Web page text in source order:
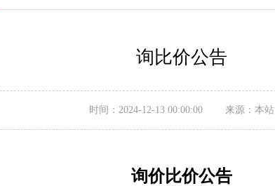
询比价公告
时间：2024-12-13 00:00:00 来源：本站
询价比价公告